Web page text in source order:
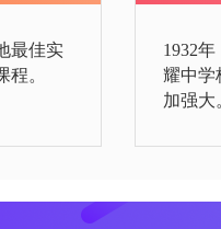
最佳实
。
1932
耀中学
加强大